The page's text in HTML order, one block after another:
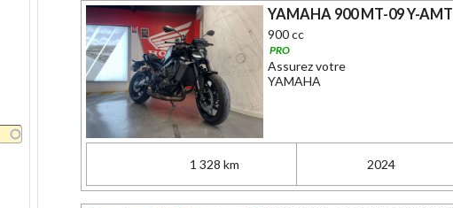
YAMAHA 900 MT-09 Y-AMT
900 cc
PRO
Assurez votre
YAMAHA
1 328 km 2024